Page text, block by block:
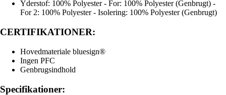
Yderstof: 100% Polyester - For: 100% Polyester (Genbrugt) -
For 2: 100% Polyester - Isolering: 100% Polyester (Genbrugt)
CERTIFIKATIONER:
Hovedmateriale bluesign®
Ingen PFC
Genbrugsindhold
Specifikationer: